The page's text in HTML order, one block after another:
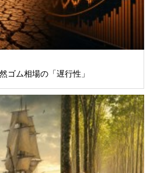
ゴム相場の「遅行性」